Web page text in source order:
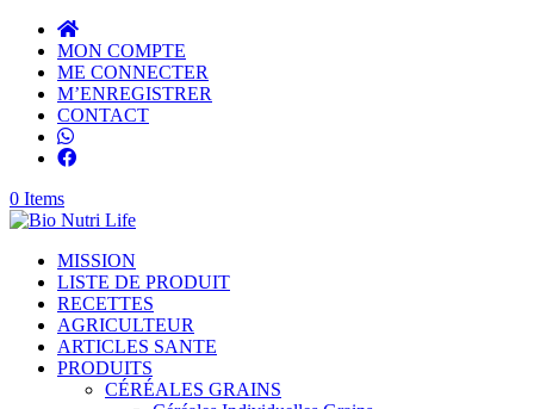
MON COMPTE
ME CONNECTER
M’ENREGISTRER
CONTACT
0 Items
MISSION
LISTE DE PRODUIT
RECETTES
AGRICULTEUR
ARTICLES SANTE
PRODUITS
CÉRÉALES GRAINS